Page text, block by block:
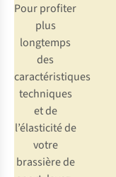
Pour profiter
plus
longtemps
des
caractéristiques
techniques
et de
l’élasticité de
votre
brassière de